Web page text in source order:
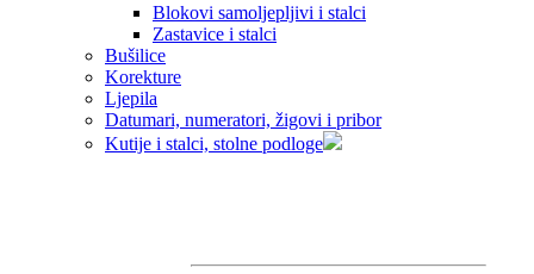
Blokovi samoljepljivi i stalci
Zastavice i stalci
Bušilice
Korekture
Ljepila
Datumari, numeratori, žigovi i pribor
Kutije i stalci, stolne podloge